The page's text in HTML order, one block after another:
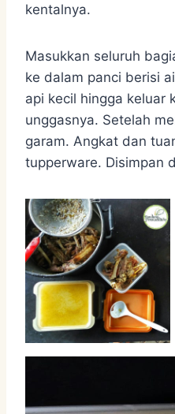
kentalnya.
Masukkan seluruh
ke dalam panci berisi
api kecil hingga keluar
unggasnya. Setelah
garam. Angkat dan
tupperware. Disimpan